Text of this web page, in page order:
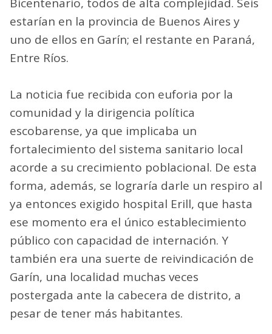
estarían en la provincia de Buenos Aires y
uno de ellos en Garín; el restante en Paraná,
Entre Ríos.
La noticia fue recibida con euforia por la
comunidad y la dirigencia política
escobarense, ya que implicaba un
fortalecimiento del sistema sanitario local
acorde a su crecimiento poblacional. De esta
forma, además, se lograría darle un respiro al
ya entonces exigido hospital Erill, que hasta
ese momento era el único establecimiento
público con capacidad de internación. Y
también era una suerte de reivindicación de
Garín, una localidad muchas veces
postergada ante la cabecera de distrito, a
pesar de tener más habitantes.